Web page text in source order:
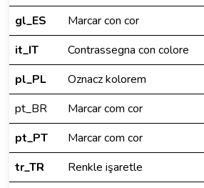
gl_ES
Marcar con cor
it_IT
Contrassegna con colore
pl_PL
Oznacz kolorem
pt_BR
Marcar com cor
pt_PT
Marcar com cor
tr_TR
Renkle işaretle